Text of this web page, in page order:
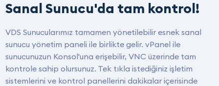
Sanal Sunucu'da tam kontrol!
VDS Sunucularımız tamamen yönetilebilir esnek sanal
sunucu yönetim paneli ile birlikte gelir. vPanel ile
sunucunuzun Konsol'una erişebilir, VNC üzerinde tam
kontrole sahip olursunuz. Tek tıkla istediğiniz işletim
sistemlerini ve kontrol panellerini dakikalar içerisinde